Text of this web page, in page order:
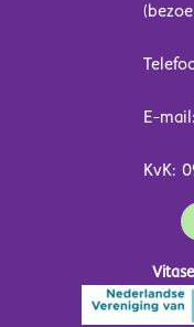
E-mail:
KvK: